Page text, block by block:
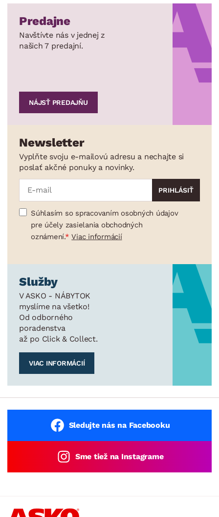
Predajne
Navštívte nás v jednej z
našich 7 predajní.
NÁJSŤ PREDAJŇU
Newsletter
Vyplňte svoju e-mailovú adresu a nechajte si
poslať akčné ponuky a novinky.
Súhlasím so spracovaním osobných údajov
pre účely zasielania obchodných
oznámení.
Viac informácií
Služby
V ASKO - NÁBYTOK
myslíme na všetko!
Od odborného
poradenstva
až po Click & Collect.
VIAC INFORMÁCIÍ
Sledujte nás na Facebooku
Sme tiež na Instagrame